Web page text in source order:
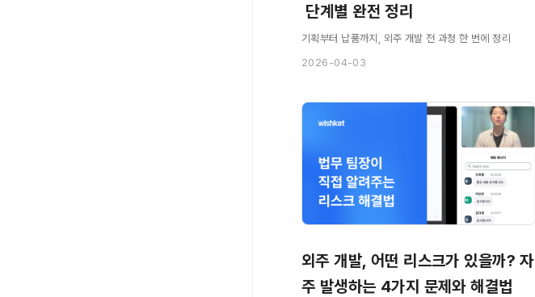
단계별 완전 정리
기획부터 납품까지, 외주 개발 전 과정 한 번에 정리
2026-04-03
외주 개발, 어떤 리스크가 있을까? 자
주 발생하는 4가지 문제와 해결법